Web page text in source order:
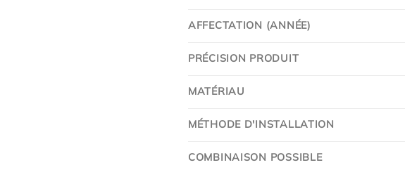
AFFECTATION (ANNÉE)
PRÉCISION PRODUIT
MATÉRIAU
MÉTHODE D'INSTALLATION
COMBINAISON POSSIBLE